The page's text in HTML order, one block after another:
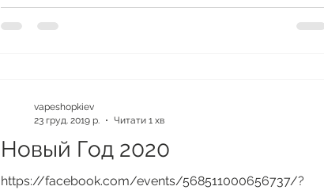
Новый Год 2020
https://facebook.com/events/568511000656737/?
vapeshopkiev
23 груд. 2019 р.
Читати 1 хв